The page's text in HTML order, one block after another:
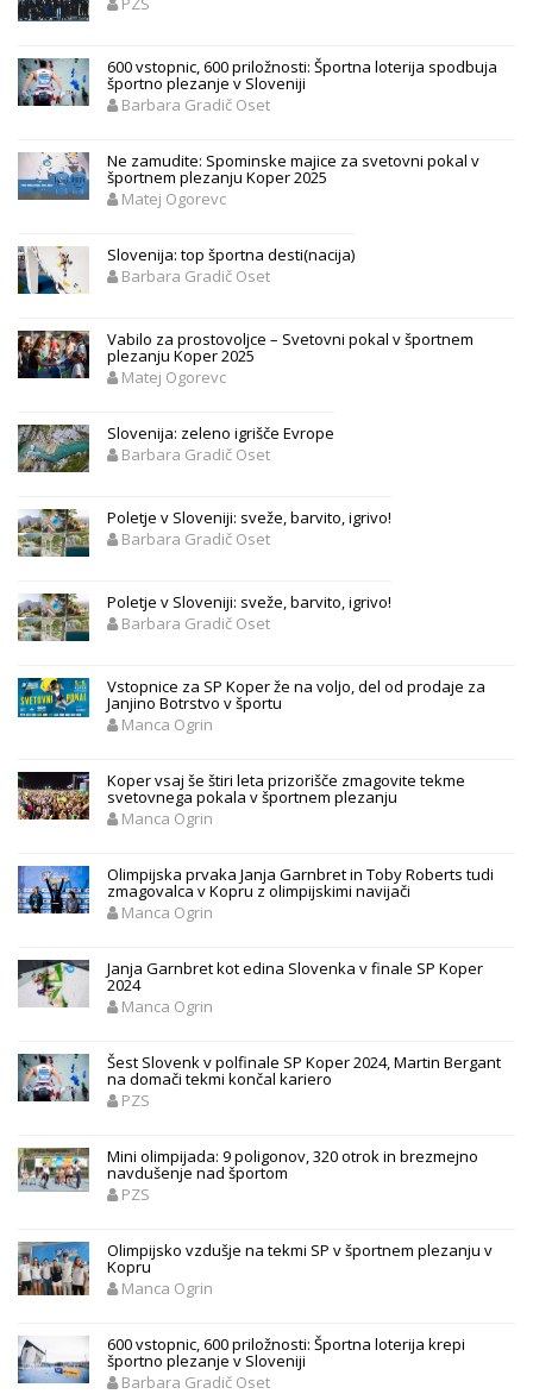
600 vstopnic, 600 priložnosti: Športna loterija spodbuja
športno plezanje v Sloveniji
Barbara Gradič Oset
Ne zamudite: Spominske majice za svetovni pokal v
športnem plezanju Koper 2025
Matej Ogorevc
Slovenija: top športna desti(nacija)
Barbara Gradič Oset
Vabilo za prostovoljce – Svetovni pokal v športnem
plezanju Koper 2025
Matej Ogorevc
Slovenija: zeleno igrišče Evrope
Barbara Gradič Oset
Poletje v Sloveniji: sveže, barvito, igrivo!
Barbara Gradič Oset
Poletje v Sloveniji: sveže, barvito, igrivo!
Barbara Gradič Oset
Vstopnice za SP Koper že na voljo, del od prodaje za
Janjino Botrstvo v športu
Manca Ogrin
Koper vsaj še štiri leta prizorišče zmagovite tekme
svetovnega pokala v športnem plezanju
Manca Ogrin
Olimpijska prvaka Janja Garnbret in Toby Roberts tudi
zmagovalca v Kopru z olimpijskimi navijači
Manca Ogrin
Janja Garnbret kot edina Slovenka v finale SP Koper
2024
Manca Ogrin
Šest Slovenk v polfinale SP Koper 2024, Martin Bergant
na domači tekmi končal kariero
PZS
Mini olimpijada: 9 poligonov, 320 otrok in brezmejno
navdušenje nad športom
PZS
Olimpijsko vzdušje na tekmi SP v športnem plezanju v
Kopru
Manca Ogrin
600 vstopnic, 600 priložnosti: Športna loterija krepi
športno plezanje v Sloveniji
Barbara Gradič Oset